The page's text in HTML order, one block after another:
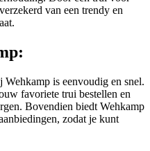
van een trendy en
is eenvoudig en snel.
favoriete trui bestellen en
Bovendien biedt Wehkamp
zodat je kunt